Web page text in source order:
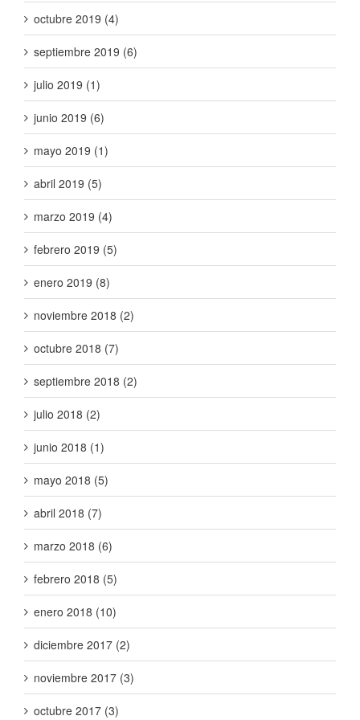
octubre 2019 (4)
septiembre 2019 (6)
julio 2019 (1)
junio 2019 (6)
mayo 2019 (1)
abril 2019 (5)
marzo 2019 (4)
febrero 2019 (5)
enero 2019 (8)
noviembre 2018 (2)
octubre 2018 (7)
septiembre 2018 (2)
julio 2018 (2)
junio 2018 (1)
mayo 2018 (5)
abril 2018 (7)
marzo 2018 (6)
febrero 2018 (5)
enero 2018 (10)
diciembre 2017 (2)
noviembre 2017 (3)
octubre 2017 (3)